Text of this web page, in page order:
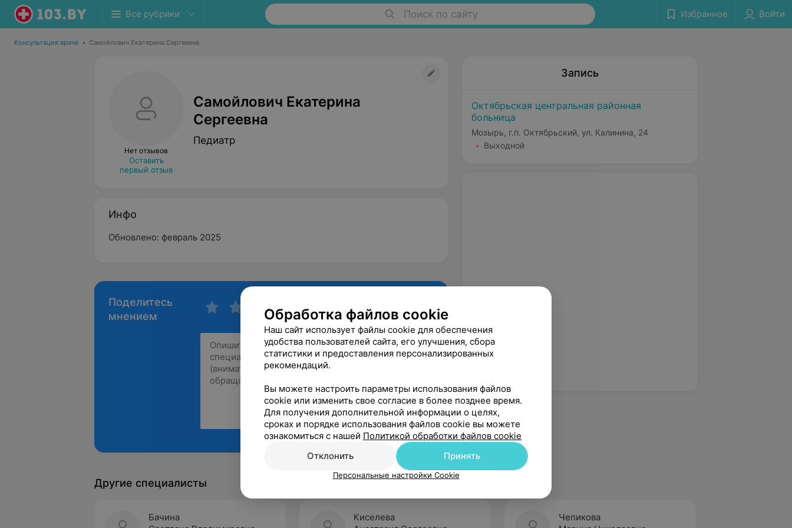
Все рубрики Поиск по сайту Избранное Войти
Консультация врача • Самойлович Екатерина Сергеевна
Нет отзывов
Оставить
первый отзыв
Самойлович Екатерина
Сергеевна
Педиатр
Инфо
Обновлено: февраль 2025
Поделитесь
мнением
Рекомендую
Запись
Октябрьская центральная районная
больница
Мозырь, г.п. Октябрьский, ул. Калинина, 24
Выходной
Другие специалисты
Бачина
Киселева
Чепикова
Обработка файлов cookie
Наш сайт использует файлы cookie для обеспечения
удобства пользователей сайта, его улучшения, сбора
статистики и предоставления персонализированных
рекомендаций.
Вы можете настроить параметры использования файлов
cookie или изменить свое согласие в более позднее время.
Для получения дополнительной информации о целях,
сроках и порядке использования файлов cookie вы можете
ознакомиться с нашей Политикой обработки файлов cookie
Отклонить
Принять
Персональные настройки Cookie